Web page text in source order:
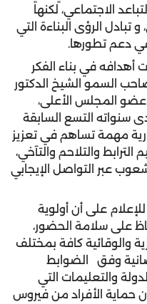
الاجتماعي، لكنها
تبادل الرؤى البناءة التي
دعم تطورها.
أهدافه في بناء الفكر
السمو الشيخ الدكتور
المجلس الأعلى،
سنواته التسع السابقة
مهمة تساهم في تعزيز
والتلاحم والتآخي،
عبر التواصل الإيجابي
على أن أولوية
على سلامة الحضور،
والوقائية كافة بمختلف
وفق الضوابط
والتعليمات التي
حماية الأفراد من فيروس